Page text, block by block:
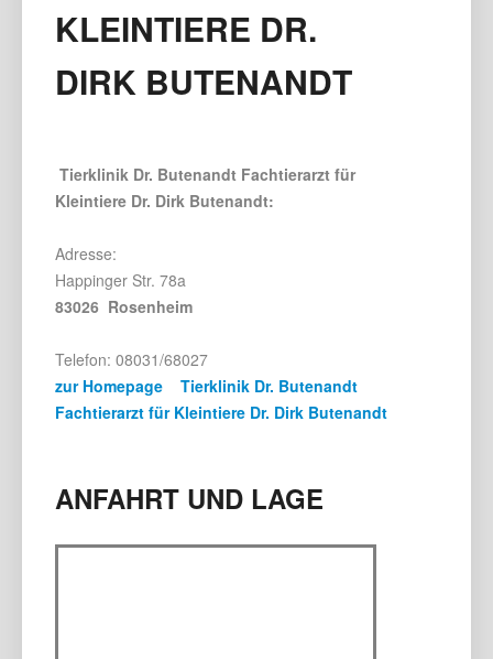
KLEINTIERE DR.
DIRK BUTENANDT
Tierklinik Dr. Butenandt Fachtierarzt für
Kleintiere Dr. Dirk Butenandt:
Adresse:
Happinger Str. 78a
83026 Rosenheim
Telefon: 08031/68027
zur Homepage Tierklinik Dr. Butenandt
Fachtierarzt für Kleintiere Dr. Dirk Butenandt
ANFAHRT UND LAGE